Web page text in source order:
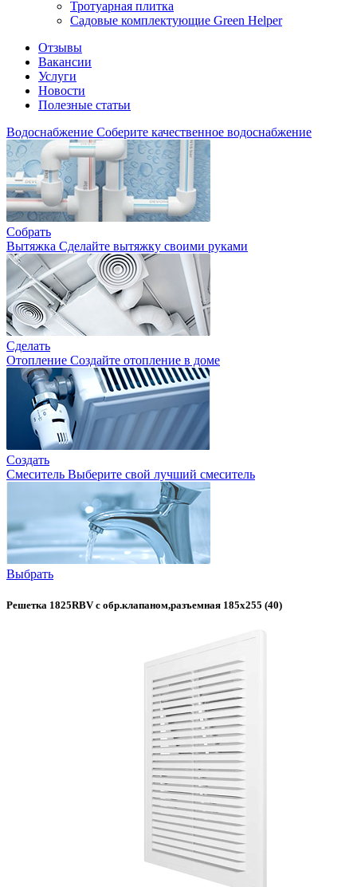
Тротуарная плитка
Садовые комплектующие Green Helper
Отзывы
Вакансии
Услуги
Новости
Полезные статьи
Водоснабжение Соберите качественное водоснабжение
Собрать
Вытяжка Сделайте вытяжку своими руками
Сделать
Отопление Создайте отопление в доме
Создать
Смеситель Выберите свой лучший смеситель
Выбрать
Решетка 1825RBV с обр.клапаном,разъемная 185х255 (40)